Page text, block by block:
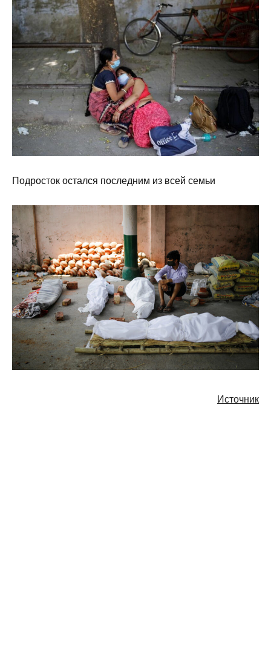
Подросток остался последним из всей семьи
Источник